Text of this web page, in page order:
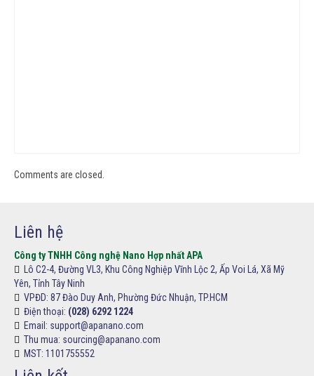
Comments are closed.
Liên hệ
Công ty TNHH Công nghệ Nano Hợp nhất APA
Lô C2-4, Đường VL3, Khu Công Nghiệp Vĩnh Lộc 2, Ấp Voi Lá, Xã Mỹ
Yên, Tỉnh Tây Ninh
VPĐD: 87 Đào Duy Anh, Phường Đức Nhuận, TP.HCM
Điện thoại: (028) 6292 1224
Email: support@apanano.com
Thu mua: sourcing@apanano.com
MST: 1101755552